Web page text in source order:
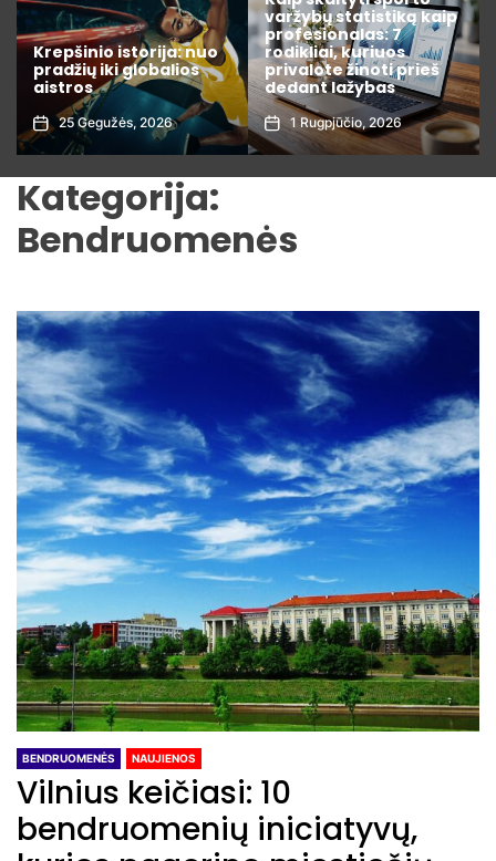
varžybų statistiką kaip
profesionalas: 7
rodikliai, kuriuos
privalote žinoti prieš
dedant lažybas
1 Rugpjūčio, 2026
Kaip išsirinkti išmanųjį
namų valdymo
įrenginį, kuris realiai
sutaupo elektros
sąskaitas
3 Liepos, 2026
Kategorija:
Bendruomenės
BENDRUOMENĖS NAUJIENOS
Vilnius keičiasi: 10
bendruomenių iniciatyvų,